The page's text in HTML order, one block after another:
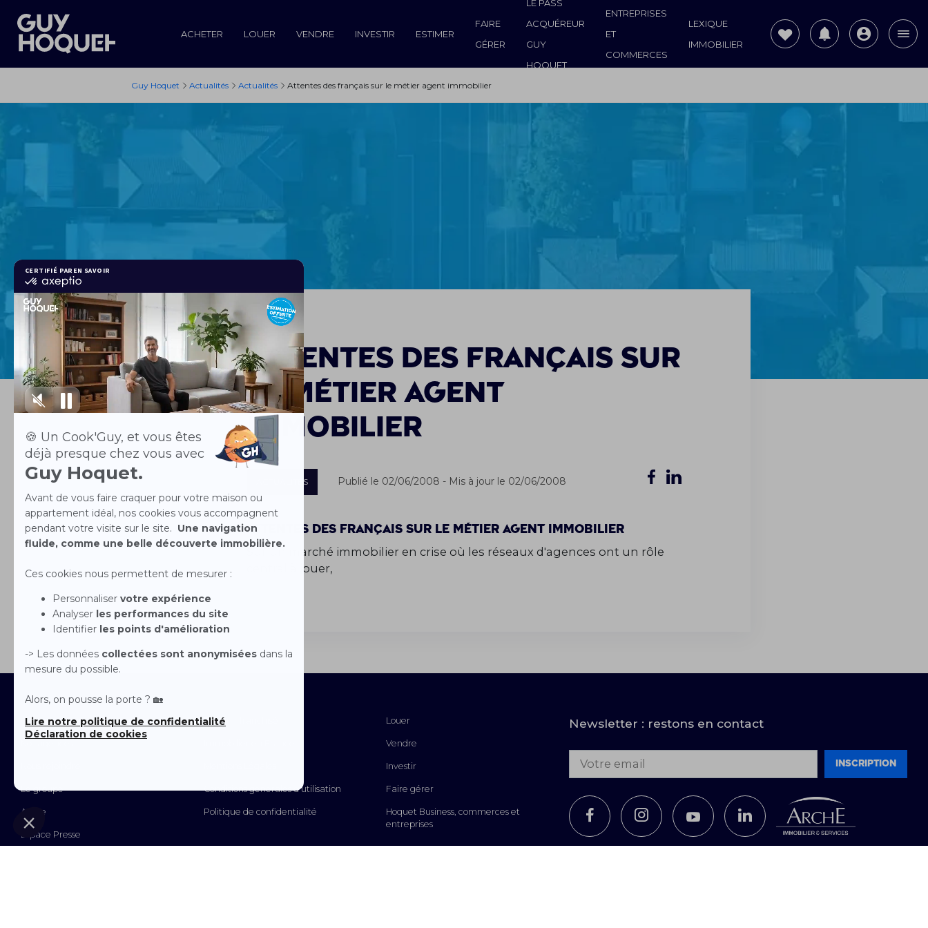
ACHETER LOUER VENDRE INVESTIR ESTIMER
FAIRE
GÉRER
LE PASS
ACQUÉREUR
GUY
HOQUET
ENTREPRISES
ET
COMMERCES
LEXIQUE
IMMOBILIER
Guy Hoquet Actualités Actualités Attentes des français sur le métier agent immobilier
Attentes des français sur
le métier agent
immobilier
ACTUALITÉS Publié le 02/06/2008 - Mis à jour le 02/06/2008
Attentes des français sur le métier agent immobilier
Sur un marché immobilier en crise où les réseaux d'agences ont un rôle
central à jouer,
Contactez-nous
Le groupe
Arche
Espace Presse
Devenir franchisé
Conditions générales d'utilisation
Politique de confidentialité
Louer
Vendre
Investir
Faire gérer
Hoquet Business, commerces et
entreprises
Newsletter : restons en contact
Adresse email Inscription